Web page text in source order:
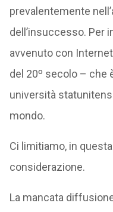
prevalentemente
dell’insuccesso. Per
avvenuto con
del 20º secolo – che
università
mondo.
Ci limitiamo, in
considerazione.
La mancata